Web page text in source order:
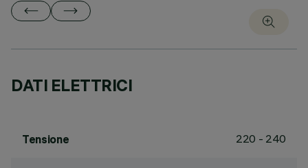
DATI ELETTRICI
Tensione 220 - 240